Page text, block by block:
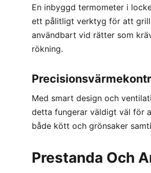
En inbyggd termometer i
ett pålitligt verktyg för att
användbart vid rätter som
rökning.
Med smart design och
detta fungerar väldigt väl för
både kött och grönsaker
Prestanda Och